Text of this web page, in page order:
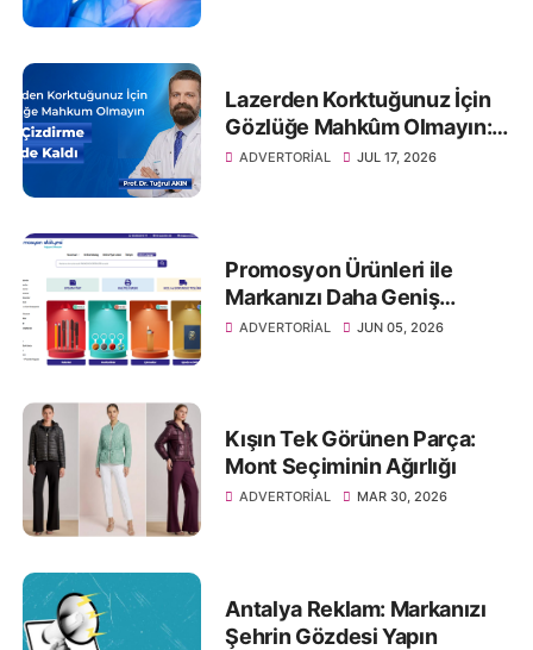
Lazerden Korktuğunuz İçin
Gözlüğe Mahkûm Olmayın:
Göz Çizdirme Eskide Kaldı
ADVERTORIAL JUL 17, 2026
Promosyon Ürünleri ile
Markanızı Daha Geniş
Kitlelere Ulaştırın
ADVERTORIAL JUN 05, 2026
Kışın Tek Görünen Parça:
Mont Seçiminin Ağırlığı
ADVERTORIAL MAR 30, 2026
Antalya Reklam: Markanızı
Şehrin Gözdesi Yapın